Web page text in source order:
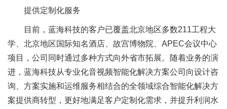
提供定制化服务
目前，蓝海科技的客户已覆盖北京地区多数211工程大
学、北京地区国际知名酒店、故宫博物院、APEC会议中心
项目，公司同时通过多种方式向外省市拓展。随着业务的演
进，蓝海科技从专业化音视频智能化解决方案公司向设计咨
询、方案实施和运维服务相结合的全领域综合智能化解决方
案提供商转型，更好地满足客户定制化需求，并提升利润水